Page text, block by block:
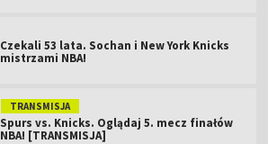
Czekali 53 lata. Sochan i New York Knicks
mistrzami NBA!
TRANSMISJA
Spurs vs. Knicks. Oglądaj 5. mecz finałów
NBA! [TRANSMISJA]